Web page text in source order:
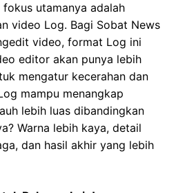
utamanya adalah
video Log. Bagi Sobat News
video, format Log ini
editor akan punya lebih
mengatur kecerahan dan
mampu menangkap
lebih luas dibandingkan
Warna lebih kaya, detail
dan hasil akhir yang lebih